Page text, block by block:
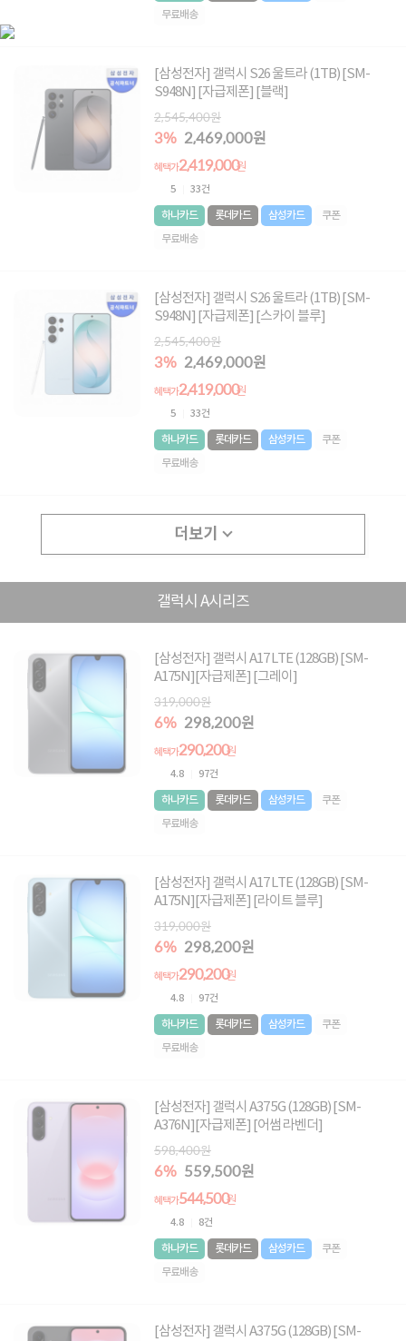
무료배송
[삼성전자] 갤럭시 S26 울트라 (1TB) [SM-
S948N] [자급제폰] [블랙]
2,545,400원
3% 2,469,000원
혜택가2,419,000원
5 33건
하나카드 롯데카드 삼성카드
쿠폰
무료배송
[삼성전자] 갤럭시 S26 울트라 (1TB) [SM-
S948N] [자급제폰] [스카이 블루]
2,545,400원
3% 2,469,000원
혜택가2,419,000원
5 33건
하나카드 롯데카드 삼성카드
쿠폰
무료배송
더보기
갤럭시 A시리즈
[삼성전자] 갤럭시 A17 LTE (128GB) [SM-
A175N][자급제폰] [그레이]
319,000원
6% 298,200원
혜택가290,200원
4.8 97건
하나카드 롯데카드 삼성카드
쿠폰
무료배송
[삼성전자] 갤럭시 A17 LTE (128GB) [SM-
A175N][자급제폰] [라이트 블루]
319,000원
6% 298,200원
혜택가290,200원
4.8 97건
하나카드 롯데카드 삼성카드
쿠폰
무료배송
[삼성전자] 갤럭시 A37 5G (128GB) [SM-
A376N][자급제폰] [어썸 라벤더]
598,400원
6% 559,500원
혜택가544,500원
4.8 8건
하나카드 롯데카드 삼성카드
쿠폰
무료배송
[삼성전자] 갤럭시 A37 5G (128GB) [SM-